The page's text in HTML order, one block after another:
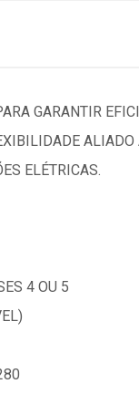
GARANTIR
ELÉTRICAS.
4 OU 5